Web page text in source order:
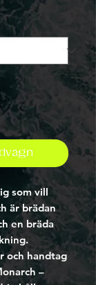
som vill
är brädan
en bräda
och handtag
–